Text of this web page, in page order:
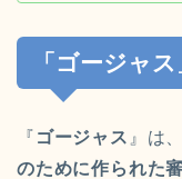
「ゴージャ
『 ゴージャス 』は
のために作られた